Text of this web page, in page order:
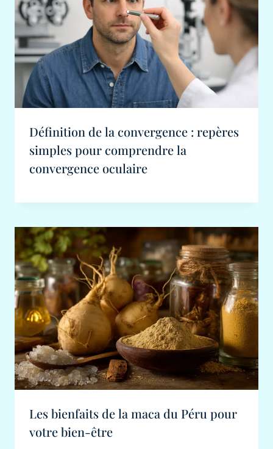
Définition de la convergence : repères
simples pour comprendre la
convergence oculaire
Les bienfaits de la maca du Péru pour
votre bien-être